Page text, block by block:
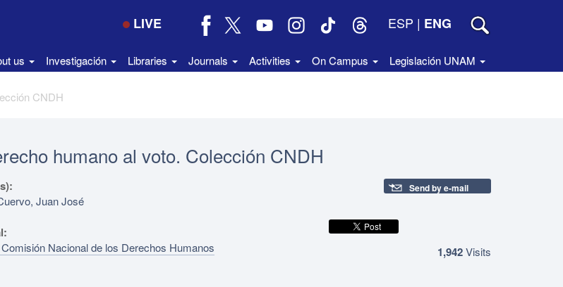
LIVE ESP | ENG
us Investigación Libraries Journals Activities On Campus Legislación UNAM
CNDH
humano al voto. Colección CNDH
Juan José
Nacional de los Derechos Humanos
Send by e-mail
1,942Visits